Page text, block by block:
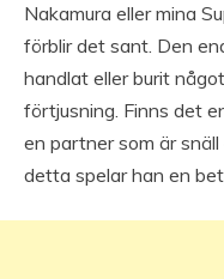
Nakamura eller mina
förblir det sant. Den
handlat eller burit
förtjusning. Finns det
en partner som är snäll
detta spelar han en